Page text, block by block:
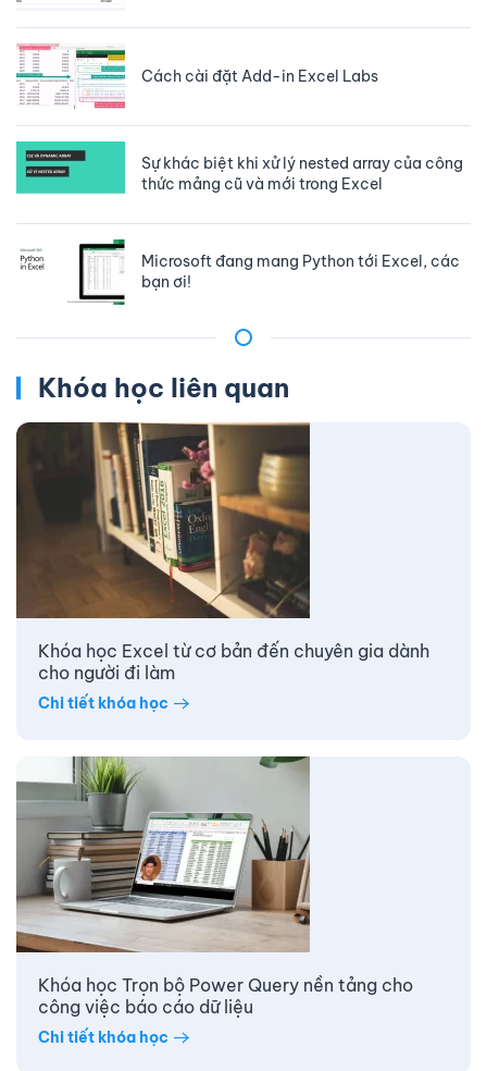
Cách cài đặt Add-in Excel Labs
Sự khác biệt khi xử lý nested array của công
thức mảng cũ và mới trong Excel
Microsoft đang mang Python tới Excel, các
bạn ơi!
Khóa học liên quan
Khóa học Excel từ cơ bản đến chuyên gia dành
cho người đi làm
Chi tiết khóa học
Khóa học Trọn bộ Power Query nền tảng cho
công việc báo cáo dữ liệu
Chi tiết khóa học